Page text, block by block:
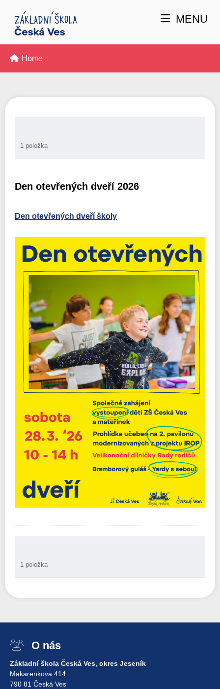
MENU
Home
1 položka
Den otevřených dveří 2026
Den otevřených dveří školy
1 položka
O nás
Základní škola Česká Ves, okres Jeseník
Makarenkova 414
790 81 Česká Ves